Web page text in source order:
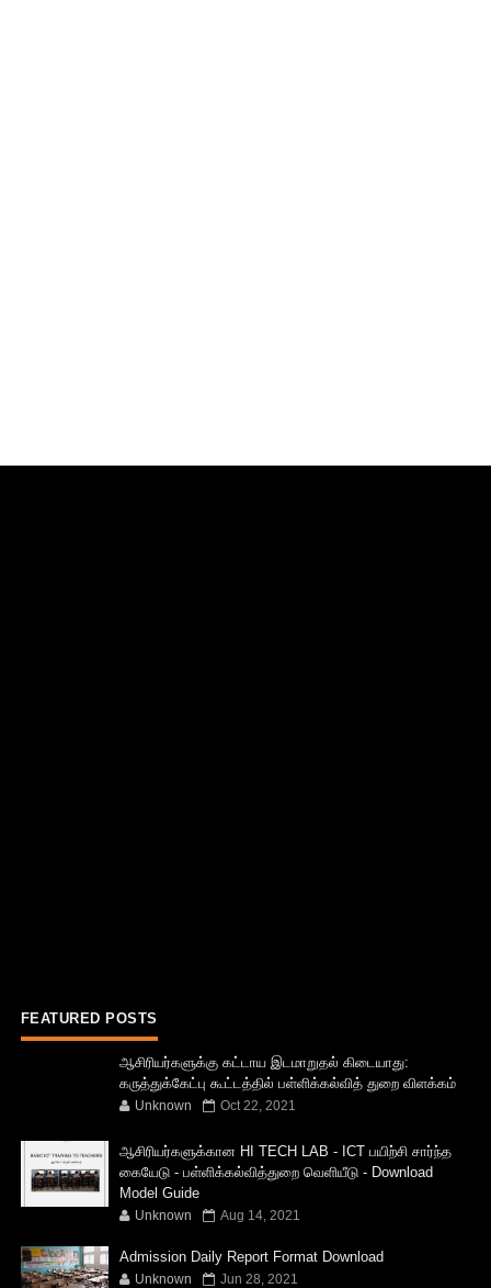
FEATURED POSTS
ஆசிரியர்களுக்கு கட்டாய இடமாறுதல் கிடையாது:
கருத்துக்கேட்பு கூட்டத்தில் பள்ளிக்கல்வித் துறை விளக்கம்
Unknown Oct 22, 2021
ஆசிரியர்களுக்கான HI TECH LAB - ICT பயிற்சி சார்ந்த
கையேடு - பள்ளிக்கல்வித்துறை வெளியீடு - Download
Model Guide
Unknown Aug 14, 2021
Admission Daily Report Format Download
Unknown Jun 28, 2021